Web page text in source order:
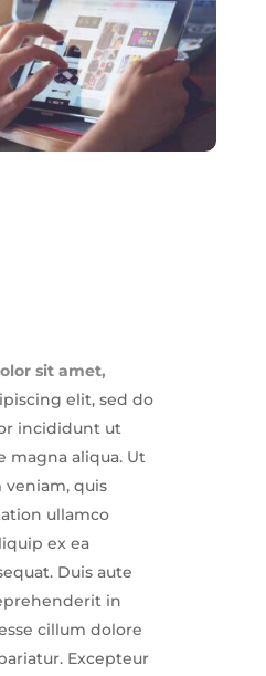
sit amet,
elit, sed do
incididunt ut
magna aliqua. Ut
quis
ullamco
ex ea
Duis aute
in
cillum dolore
Excepteur